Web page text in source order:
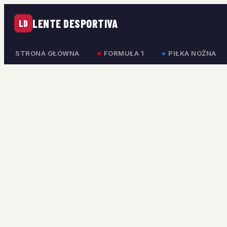
LD LENTE DESPORTIVA
STRONA GŁÓWNA FORMUŁA 1 PIŁKA NOŻNA